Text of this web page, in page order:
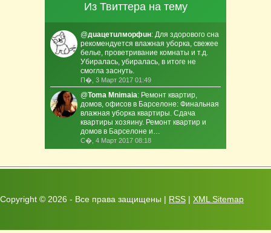
Из Твиттера на тему
@дuaцетuлмоpфuн: Для здорового сна
рекомендуется влажная уборка, свежее
белье, проветривание комнаты и т.д.
Убиралась, убиралась, в итоге не
смогла заснуть.
П�, 3 Март 2017 01:49
@Toma Mnimaia: Ремонт квартир,
домов, офисов в Барселоне: Финальная
влажная уборка квартиры. Сдача
квартиры хозяину. Ремонт квартир и
домов в Барселоне и…
С�, 4 Март 2017 08:18
Copyright © 2026 - Все права защищены | RSS | XML Sitemap